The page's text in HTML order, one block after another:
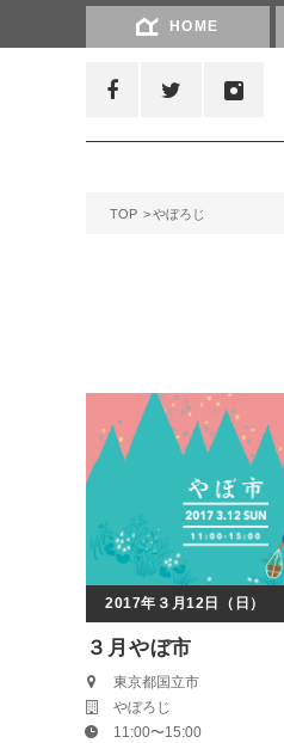
HOME
TOP やぼろじ
2017年３月12日（日）
３月やぼ市
東京都国立市
やぼろじ
11:00〜15:00